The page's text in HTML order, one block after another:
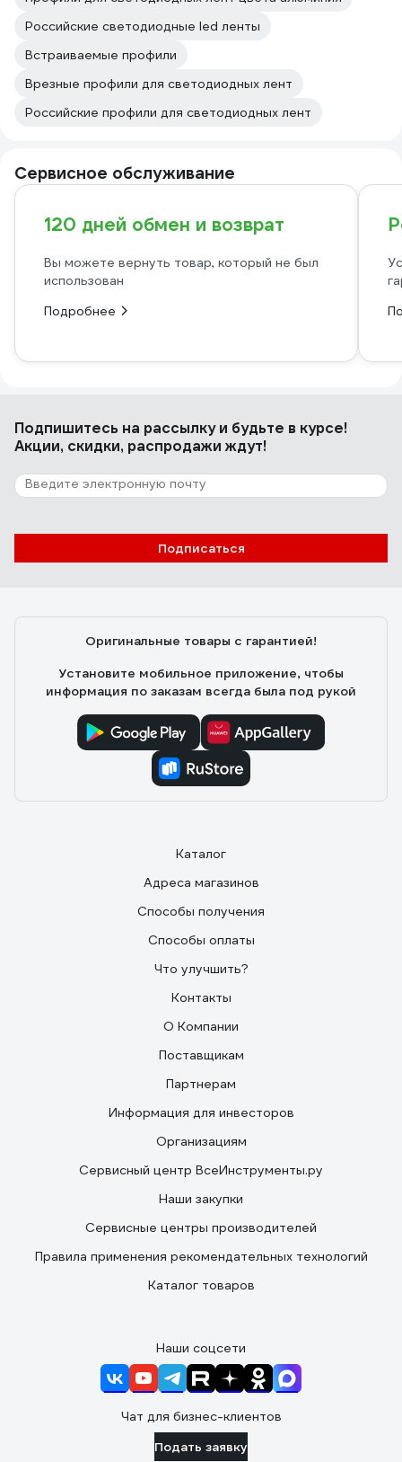
Российские светодиодные led ленты
Встраиваемые профили
Врезные профили для светодиодных лент
Российские профили для светодиодных лент
Сервисное обслуживание
120 дней обмен и возврат
Вы можете вернуть товар, который не был
использован
Подробнее
Подпишитесь на рассылкуи будьте в курсе!
Акции, скидки, распродажи ждут!
Подписаться
Оригинальные товары с гарантией!
Установите мобильное приложение, чтобы
информация по заказам всегда была под рукой
Каталог
Адреса магазинов
Способы получения
Способы оплаты
Что улучшить?
Контакты
О Компании
Поставщикам
Партнерам
Информация для инвесторов
Организациям
Сервисный центр ВсеИнструменты.ру
Наши закупки
Сервисные центры производителей
Правила применения рекомендательных технологий
Каталог товаров
Наши соцсети
Чат для бизнес-клиентов
Подать заявку